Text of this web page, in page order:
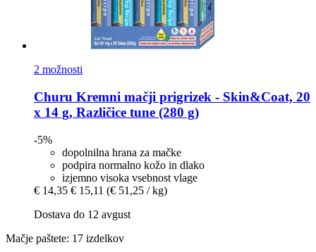
2 možnosti
Churu Kremni mačji prigrizek -​ Skin&Coat, 20
x 14 g, Različice tune (280 g)
-5%
dopolnilna hrana za mačke
podpira normalno kožo in dlako
izjemno visoka vsebnost vlage
€ 14,35 € 15,11 (€ 51,25 / kg)
Dostava do 12 avgust
Mačje paštete: 17 izdelkov